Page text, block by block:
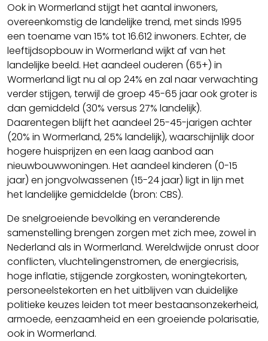
Ook in Wormerland stijgt het aantal inwoners,
overeenkomstig de landelijke trend, met sinds 1995
een toename van 15% tot 16.612 inwoners. Echter, de
leeftijdsopbouw in Wormerland wijkt af van het
landelijke beeld. Het aandeel ouderen (65+) in
Wormerland ligt nu al op 24% en zal naar verwachting
verder stijgen, terwijl de groep 45-65 jaar ook groter is
dan gemiddeld (30% versus 27% landelijk).
Daarentegen blijft het aandeel 25-45-jarigen achter
(20% in Wormerland, 25% landelijk), waarschijnlijk door
hogere huisprijzen en een laag aanbod aan
nieuwbouwwoningen. Het aandeel kinderen (0-15
jaar) en jongvolwassenen (15-24 jaar) ligt in lijn met
het landelijke gemiddelde (bron: CBS).
De snelgroeiende bevolking en veranderende
samenstelling brengen zorgen met zich mee, zowel in
Nederland als in Wormerland. Wereldwijde onrust door
conflicten, vluchtelingenstromen, de energiecrisis,
hoge inflatie, stijgende zorgkosten, woningtekorten,
personeelstekorten en het uitblijven van duidelijke
politieke keuzes leiden tot meer bestaansonzekerheid,
armoede, eenzaamheid en een groeiende polarisatie,
ook in Wormerland.